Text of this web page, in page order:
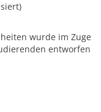
wurde im Zuge
entworfen